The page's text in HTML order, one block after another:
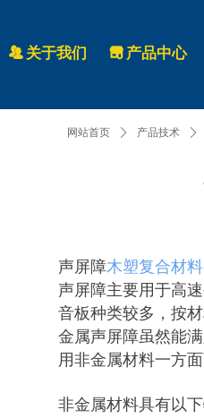
뀡 关于我们 끵 产品中心
网站首页 ꄲ 产品技术 ꄲ
声屏障木塑复合材料
声屏障主要用于高
音板种类较多，按
金属声屏障虽然能
用非金属材料一方
非金属材料具有以下